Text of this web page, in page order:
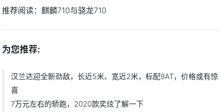
推荐阅读： 麒麟710与骁龙710
为您推荐:
汉兰达迎全新劲敌，长近5米、宽近2米，标配9AT，价格或有惊
喜
7万元左右的轿跑，2020款奕炫了解一下